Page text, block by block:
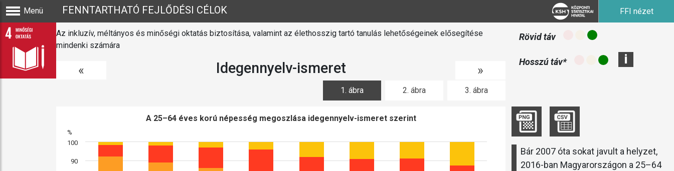
Menü FENNTARTHATÓ FEJLŐDÉSI CÉLOK FFI nézet
Az inkluzív, méltányos és minőségi oktatás biztosítása, valamint az élethosszig tartó tanulás lehetőségeinek elősegítése
mindenki számára
« Idegennyelv-ismeret »
Rövid táv
Hosszú táv* i
1. ábra 2. ábra 3. ábra
%
A 25–64 éves korú népesség megoszlása idegennyelv-ismeret szerint
90
100
Bár 2007 óta sokat javult a helyzet,
2016-ban Magyarországon a 25–64